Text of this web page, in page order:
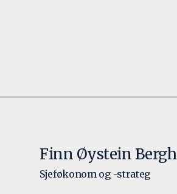
Finn Øystein Bergh
Sjeføkonom og -strateg